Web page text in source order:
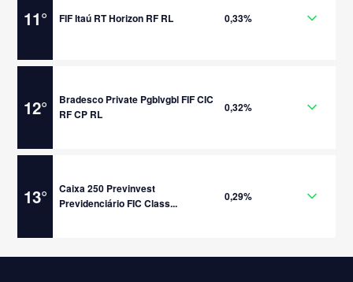
11° FIF Itaú RT Horizon RF RL 0,33%
12°
Bradesco Private Pgblvgbl FIF CIC
RF CP RL
0,32%
13°
Caixa 250 Previnvest
Previdenciário FIC Class...
0,29%